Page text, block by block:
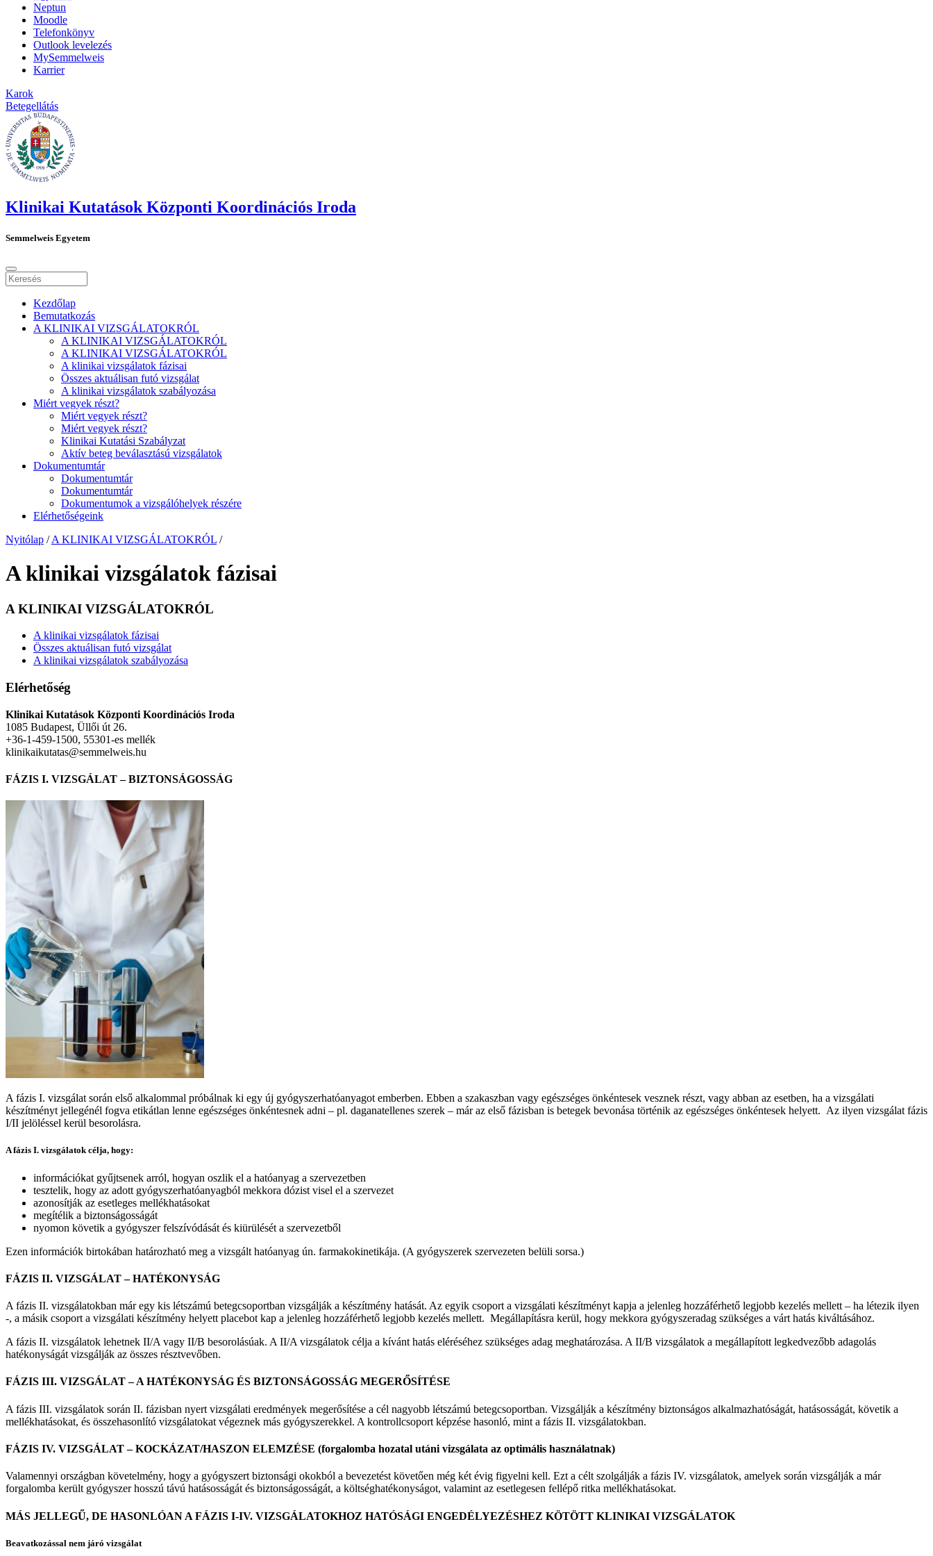
Neptun
Moodle
Telefonkönyv
Outlook levelezés
MySemmelweis
Karrier
Karok
Betegellátás
Klinikai Kutatások Központi Koordinációs Iroda
Semmelweis Egyetem
Kezdőlap
Bemutatkozás
A KLINIKAI VIZSGÁLATOKRÓL
A KLINIKAI VIZSGÁLATOKRÓL
A KLINIKAI VIZSGÁLATOKRÓL
A klinikai vizsgálatok fázisai
Összes aktuálisan futó vizsgálat
A klinikai vizsgálatok szabályozása
Miért vegyek részt?
Miért vegyek részt?
Miért vegyek részt?
Klinikai Kutatási Szabályzat
Aktív beteg beválasztású vizsgálatok
Dokumentumtár
Dokumentumtár
Dokumentumtár
Dokumentumok a vizsgálóhelyek részére
Elérhetőségeink
Nyitólap / A KLINIKAI VIZSGÁLATOKRÓL /
A klinikai vizsgálatok fázisai
A KLINIKAI VIZSGÁLATOKRÓL
A klinikai vizsgálatok fázisai
Összes aktuálisan futó vizsgálat
A klinikai vizsgálatok szabályozása
Elérhetőség
Klinikai Kutatások Központi Koordinációs Iroda
1085 Budapest, Üllői út 26.
+36-1-459-1500, 55301-es mellék
klinikaikutatas@semmelweis.hu
FÁZIS I. VIZSGÁLAT – BIZTONSÁGOSSÁG
A fázis I. vizsgálat során első alkalommal próbálnak ki egy új gyógyszerhatóanyagot emberben. Ebben a szakaszban vagy egészséges önkéntesek vesznek részt, vagy abban az esetben, ha a vizsgálati
készítményt jellegénél fogva etikátlan lenne egészséges önkéntesnek adni – pl. daganatellenes szerek – már az első fázisban is betegek bevonása történik az egészséges önkéntesek helyett. Az ilyen vizsgálat fázis
I/II jelöléssel kerül besorolásra.
A fázis I. vizsgálatok célja, hogy:
információkat gyűjtsenek arról, hogyan oszlik el a hatóanyag a szervezetben
tesztelik, hogy az adott gyógyszerhatóanyagból mekkora dózist visel el a szervezet
azonosítják az esetleges mellékhatásokat
megítélik a biztonságosságát
nyomon követik a gyógyszer felszívódását és kiürülését a szervezetből
Ezen információk birtokában határozható meg a vizsgált hatóanyag ún. farmakokinetikája. (A gyógyszerek szervezeten belüli sorsa.)
FÁZIS II. VIZSGÁLAT – HATÉKONYSÁG
A fázis II. vizsgálatokban már egy kis létszámú betegcsoportban vizsgálják a készítmény hatását. Az egyik csoport a vizsgálati készítményt kapja a jelenleg hozzáférhető legjobb kezelés mellett – ha létezik ilyen
-, a másik csoport a vizsgálati készítmény helyett placebot kap a jelenleg hozzáférhető legjobb kezelés mellett. Megállapításra kerül, hogy mekkora gyógyszeradag szükséges a várt hatás kiváltásához.
A fázis II. vizsgálatok lehetnek II/A vagy II/B besorolásúak. A II/A vizsgálatok célja a kívánt hatás eléréséhez szükséges adag meghatározása. A II/B vizsgálatok a megállapított legkedvezőbb adagolás
hatékonyságát vizsgálják az összes résztvevőben.
FÁZIS III. VIZSGÁLAT – A HATÉKONYSÁG ÉS BIZTONSÁGOSSÁG MEGERŐSÍTÉSE
A fázis III. vizsgálatok során II. fázisban nyert vizsgálati eredmények megerősítése a cél nagyobb létszámú betegcsoportban. Vizsgálják a készítmény biztonságos alkalmazhatóságát, hatásosságát, követik a
mellékhatásokat, és összehasonlító vizsgálatokat végeznek más gyógyszerekkel. A kontrollcsoport képzése hasonló, mint a fázis II. vizsgálatokban.
FÁZIS IV. VIZSGÁLAT – KOCKÁZAT/HASZON ELEMZÉSE (forgalomba hozatal utáni vizsgálata az optimális használatnak)
Valamennyi országban követelmény, hogy a gyógyszert biztonsági okokból a bevezetést követően még két évig figyelni kell. Ezt a célt szolgálják a fázis IV. vizsgálatok, amelyek során vizsgálják a már
forgalomba került gyógyszer hosszú távú hatásosságát és biztonságosságát, a költséghatékonyságot, valamint az esetlegesen fellépő ritka mellékhatásokat.
MÁS JELLEGŰ, DE HASONLÓAN A FÁZIS I-IV. VIZSGÁLATOKHOZ HATÓSÁGI ENGEDÉLYEZÉSHEZ KÖTÖTT KLINIKAI VIZSGÁLATOK
Beavatkozással nem járó vizsgálat